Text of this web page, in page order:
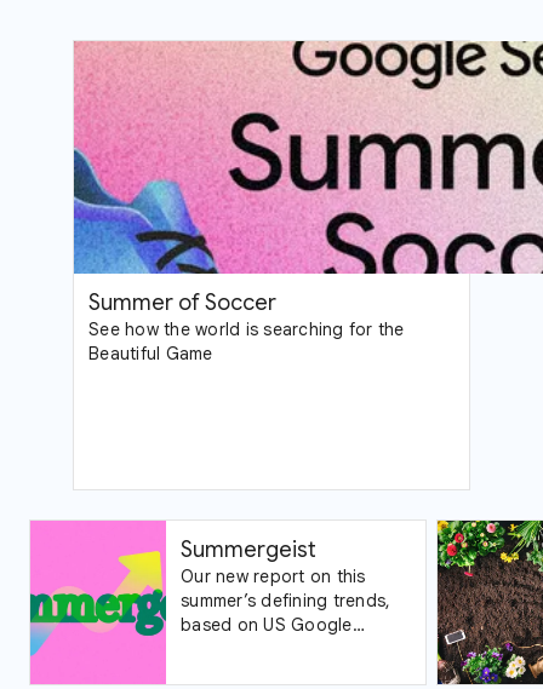
Summer of Soccer
See how the world is searching for the
Beautiful Game
Summergeist
Our new report on this
summer’s defining trends,
based on US Google